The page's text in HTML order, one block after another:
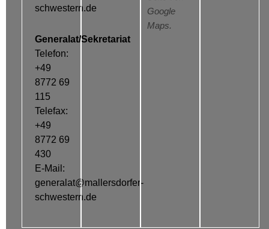
schwestern.de
Generalat/Sekretariat
Telefon:
+49
8772 69
115
Telefax:
+49
8772 69
430
E-Mail:
generalat@mallersdorfer-
schwestern.de
Google
Maps.